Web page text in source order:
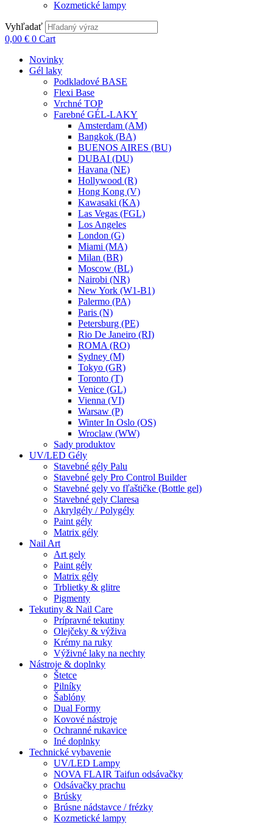
Kozmetické lampy
Vyhľadať
0,00 € 0 Cart
Novinky
Gél laky
Podkladové BASE
Flexi Base
Vrchné TOP
Farebné GÉL-LAKY
Amsterdam (AM)
Bangkok (BA)
BUENOS AIRES (BU)
DUBAI (DU)
Havana (NE)
Hollywood (R)
Hong Kong (V)
Kawasaki (KA)
Las Vegas (FGL)
Los Angeles
London (G)
Miami (MA)
Milan (BR)
Moscow (BL)
Nairobi (NR)
New York (W1-B1)
Palermo (PA)
Paris (N)
Petersburg (PE)
Rio De Janeiro (RI)
ROMA (RO)
Sydney (M)
Tokyo (GR)
Toronto (T)
Venice (GL)
Vienna (VI)
Warsaw (P)
Winter In Oslo (OS)
Wroclaw (WW)
Sady produktov
UV/LED Gély
Stavebné gély Palu
Stavebné gely Pro Control Builder
Stavebné gely vo fľaštičke (Bottle gel)
Stavebné gely Claresa
Akrylgély / Polygély
Paint gély
Matrix gély
Nail Art
Art gely
Paint gély
Matrix gély
Trblietky & glitre
Pigmenty
Tekutiny & Nail Care
Prípravné tekutiny
Olejčeky & výživa
Krémy na ruky
Výživné laky na nechty
Nástroje & doplnky
Štetce
Pilníky
Šablóny
Dual Formy
Kovové nástroje
Ochranné rukavice
Iné doplnky
Technické vybavenie
UV/LED Lampy
NOVA FLAIR Taifun odsávačky
Odsávačky prachu
Brúsky
Brúsne nádstavce / frézky
Kozmetické lampy